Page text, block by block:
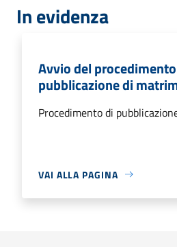
In evidenza
Avvio del
pubblicazione di
Procedimento di
VAI ALLA PAGINA